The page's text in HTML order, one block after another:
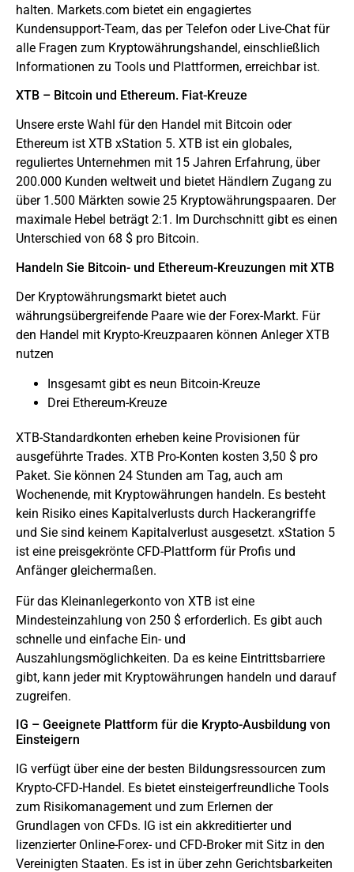
halten. Markets.com bietet ein engagiertes
Kundensupport-Team, das per Telefon oder Live-Chat für
alle Fragen zum Kryptowährungshandel, einschließlich
Informationen zu Tools und Plattformen, erreichbar ist.
XTB – Bitcoin und Ethereum. Fiat-Kreuze
Unsere erste Wahl für den Handel mit Bitcoin oder
Ethereum ist XTB xStation 5. XTB ist ein globales,
reguliertes Unternehmen mit 15 Jahren Erfahrung, über
200.000 Kunden weltweit und bietet Händlern Zugang zu
über 1.500 Märkten sowie 25 Kryptowährungspaaren. Der
maximale Hebel beträgt 2:1. Im Durchschnitt gibt es einen
Unterschied von 68 $ pro Bitcoin.
Handeln Sie Bitcoin- und Ethereum-Kreuzungen mit XTB
Der Kryptowährungsmarkt bietet auch
währungsübergreifende Paare wie der Forex-Markt. Für
den Handel mit Krypto-Kreuzpaaren können Anleger XTB
nutzen
Insgesamt gibt es neun Bitcoin-Kreuze
Drei Ethereum-Kreuze
XTB-Standardkonten erheben keine Provisionen für
ausgeführte Trades. XTB Pro-Konten kosten 3,50 $ pro
Paket. Sie können 24 Stunden am Tag, auch am
Wochenende, mit Kryptowährungen handeln. Es besteht
kein Risiko eines Kapitalverlusts durch Hackerangriffe
und Sie sind keinem Kapitalverlust ausgesetzt. xStation 5
ist eine preisgekrönte CFD-Plattform für Profis und
Anfänger gleichermaßen.
Für das Kleinanlegerkonto von XTB ist eine
Mindesteinzahlung von 250 $ erforderlich. Es gibt auch
schnelle und einfache Ein- und
Auszahlungsmöglichkeiten. Da es keine Eintrittsbarriere
gibt, kann jeder mit Kryptowährungen handeln und darauf
zugreifen.
IG – Geeignete Plattform für die Krypto-Ausbildung von
Einsteigern
IG verfügt über eine der besten Bildungsressourcen zum
Krypto-CFD-Handel. Es bietet einsteigerfreundliche Tools
zum Risikomanagement und zum Erlernen der
Grundlagen von CFDs. IG ist ein akkreditierter und
lizenzierter Online-Forex- und CFD-Broker mit Sitz in den
Vereinigten Staaten. Es ist in über zehn Gerichtsbarkeiten